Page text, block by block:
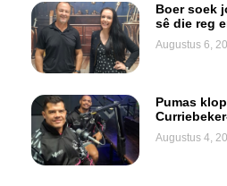
Boer soek
sê die reg
Augustus 6,
Pumas
Augustus 4,